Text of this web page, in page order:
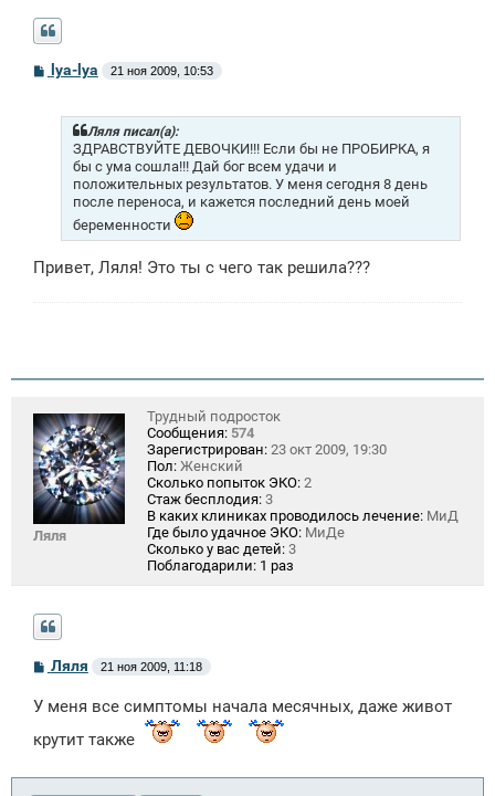
С
о
lya-lya 21 ноя 2009, 10:53
Ляля писал(а):
ЗДРАВСТВУЙТЕ ДЕВОЧКИ!!! Если бы не ПРОБИРКА, я
бы с ума сошла!!! Дай бог всем удачи и
положительных результатов. У меня сегодня 8 день
после переноса, и кажется последний день моей
беременности
Привет, Ляля! Это ты с чего так решила???
Ляля
Трудный подросток
Сообщения: 574
Зарегистрирован: 23 окт 2009, 19:30
Пол: Женский
Сколько попыток ЭКО: 2
Стаж бесплодия: 3
В каких клиниках проводилось лечение: МиД
Где было удачное ЭКО: МиДе
Сколько у вас детей: 3
Поблагодарили: 1 раз
С
б
е
Ляля 21 ноя 2009, 11:18
У меня все симптомы начала месячных, даже живот
крутит также